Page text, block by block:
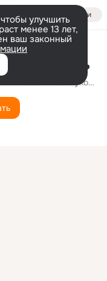
Войти
улучшить
менее 13 лет,
ваш законный
поверь
Виктор Рыбин и Наталья Сенчукова